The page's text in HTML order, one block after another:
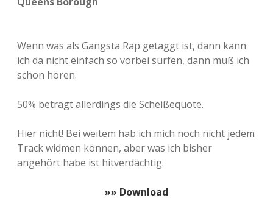
Wenn was als Gangsta Rap getaggt ist, dann kann
ich da nicht einfach so vorbei surfen, dann muß ich
schon hören.
50% beträgt allerdings die Scheißequote.
Hier nicht! Bei weitem hab ich mich noch nicht jedem
Track widmen können, aber was ich bisher
angehört habe ist hitverdächtig.
»» Download